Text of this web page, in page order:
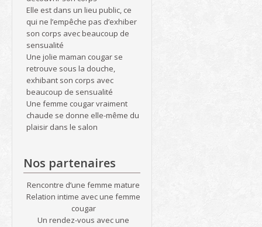
Elle est dans un lieu public, ce
qui ne l’empêche pas d’exhiber
son corps avec beaucoup de
sensualité
Une jolie maman cougar se
retrouve sous la douche,
exhibant son corps avec
beaucoup de sensualité
Une femme cougar vraiment
chaude se donne elle-même du
plaisir dans le salon
Nos partenaires
Rencontre d’une femme mature
Relation intime avec une femme
cougar
Un rendez-vous avec une